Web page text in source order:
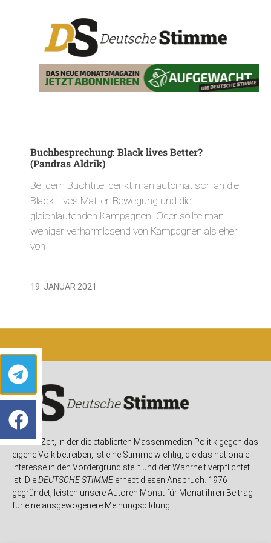
Buchbesprechung: Black lives Better?
(Pandras Aldrik)
Bei dem Buchtitel denkt man automatisch an die
Black Lives Matter-Bewegung und die
gleichlautenden Kampagnen. Oder sollte man
weniger verharmlosend von Kampagnen als eher
von
19. JANUAR 2021
In einer Zeit, in der die etablierten Massenmedien Politik gegen das
eigene Volk betreiben, ist eine Stimme wichtig, die das nationale
Interesse in den Vordergrund stellt und der Wahrheit verpflichtet
ist. DieDEUTSCHE STIMMEerhebt diesen Anspruch. 1976
gegründet, leisten unsere Autoren Monat für Monat ihren Beitrag
für eine ausgewogenere Meinungsbildung.